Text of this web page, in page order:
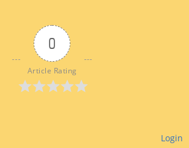
0
Article Rating
Login